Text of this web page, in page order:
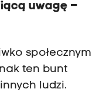
uwagę –
społecznym
ten bunt
ludzi.